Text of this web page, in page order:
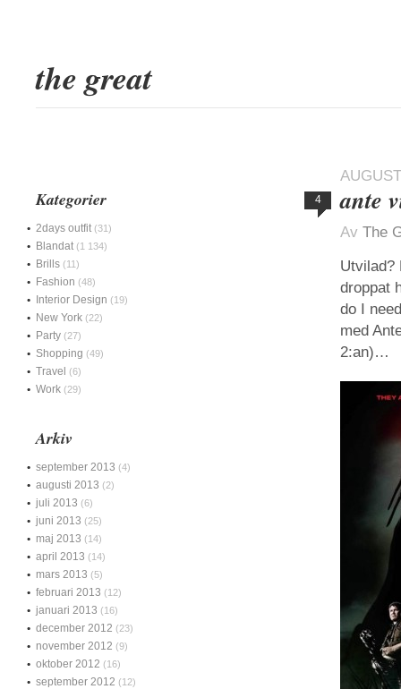
the great
4 ante
Av The
Utvilad?
droppat
do I
med
2:an)…
Kategorier
2days outfit (31)
Blandat (1 134)
Brills (11)
Fashion (48)
Interior Design (19)
New York (22)
Party (27)
Shopping (49)
Travel (6)
Work (29)
Arkiv
september 2013 (4)
augusti 2013 (2)
juli 2013 (6)
juni 2013 (25)
maj 2013 (14)
april 2013 (14)
mars 2013 (5)
februari 2013 (12)
januari 2013 (16)
december 2012 (23)
november 2012 (9)
oktober 2012 (16)
september 2012 (12)